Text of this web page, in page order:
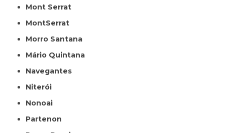
Mont Serrat
MontSerrat
Morro Santana
Mário Quintana
Navegantes
Niterói
Nonoai
Partenon